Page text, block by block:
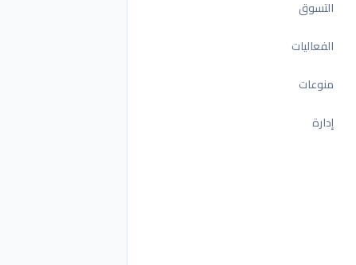
التسوق
الفعاليات
منوعات
إدارة